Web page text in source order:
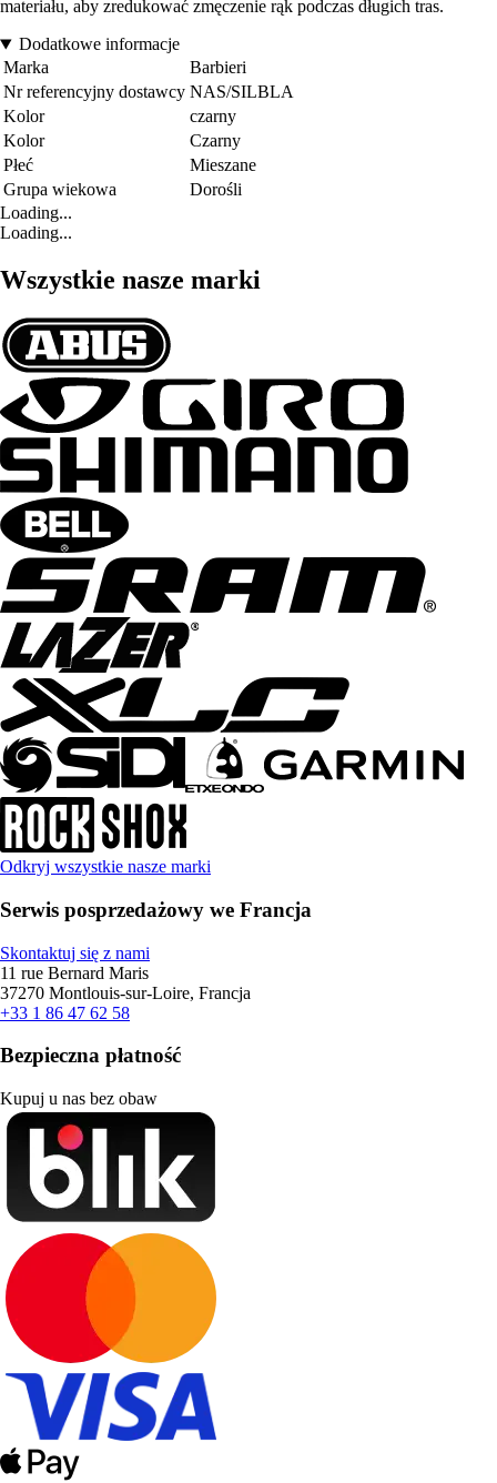
materiału, aby zredukować zmęczenie rąk podczas długich tras.
Dodatkowe informacje
Marka
Barbieri
Nr referencyjny dostawcy NAS/SILBLA
Kolor
czarny
Kolor
Czarny
Płeć
Mieszane
Grupa wiekowa
Dorośli
Loading...
Loading...
Wszystkie nasze marki
Odkryj wszystkie nasze marki
Serwis posprzedażowy we Francja
Skontaktuj się z nami
11 rue Bernard Maris
37270 Montlouis-sur-Loire, Francja
+33 1 86 47 62 58
Bezpieczna płatność
Kupuj u nas bez obaw